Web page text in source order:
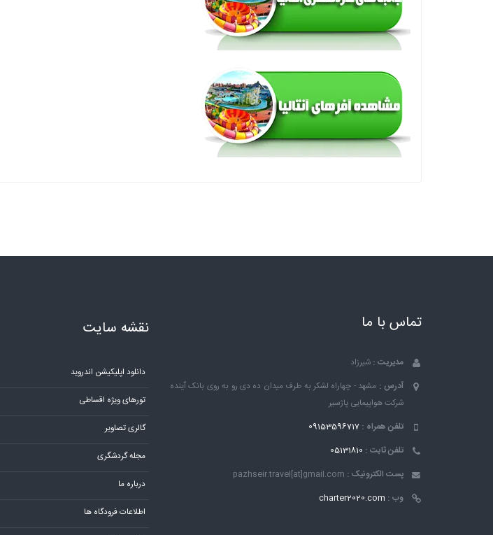
تماس با ما
مدیریت : شیرزاد
آدرس : مشهد - چهاراه لشکر به طرف میدان ده دی رو به روی بانک ٱینده
شرکت هواپیمایی پاژسیر
تلفن همراه : 09153596717
تلفن ثابت : 05131810
پست الکترونیک : pazhseir.travel[at]gmail.com
وب : charter2020.com
نقشه سایت
دانلود اپلیکیشن اندروید
تورهای ویژه اقساطی
گالری تصاویر
مجله گردشگری
درباره ما
اطلاعات فرودگاه ها